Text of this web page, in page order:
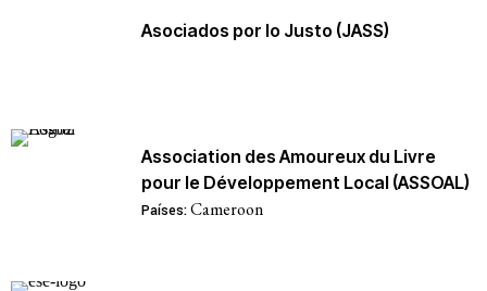
Asociados por lo Justo (JASS)
Association des Amoureux du Livre
pour le Développement Local (ASSOAL)
Países:Cameroon